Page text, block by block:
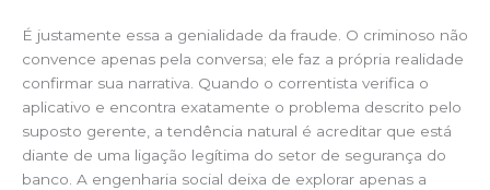
É justamente essa a genialidade da fraude. O criminoso não
convence apenas pela conversa; ele faz a própria realidade
confirmar sua narrativa. Quando o correntista verifica o
aplicativo e encontra exatamente o problema descrito pelo
suposto gerente, a tendência natural é acreditar que está
diante de uma ligação legítima do setor de segurança do
banco. A engenharia social deixa de explorar apenas a